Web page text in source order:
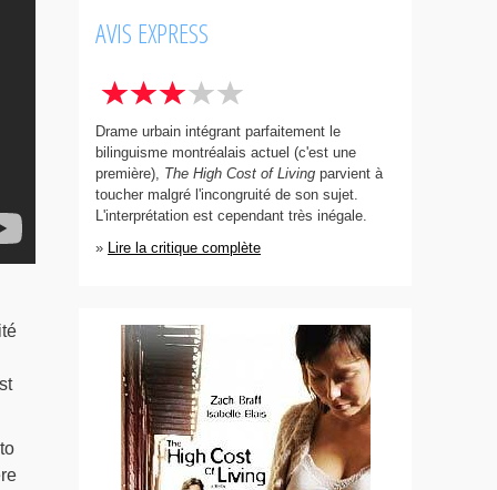
AVIS EXPRESS
Drame urbain intégrant parfaitement le
bilinguisme montréalais actuel (c'est une
première), The High Cost of Living parvient à
toucher malgré l'incongruité de son sujet.
L'interprétation est cependant très inégale.
» Lire la critique complète